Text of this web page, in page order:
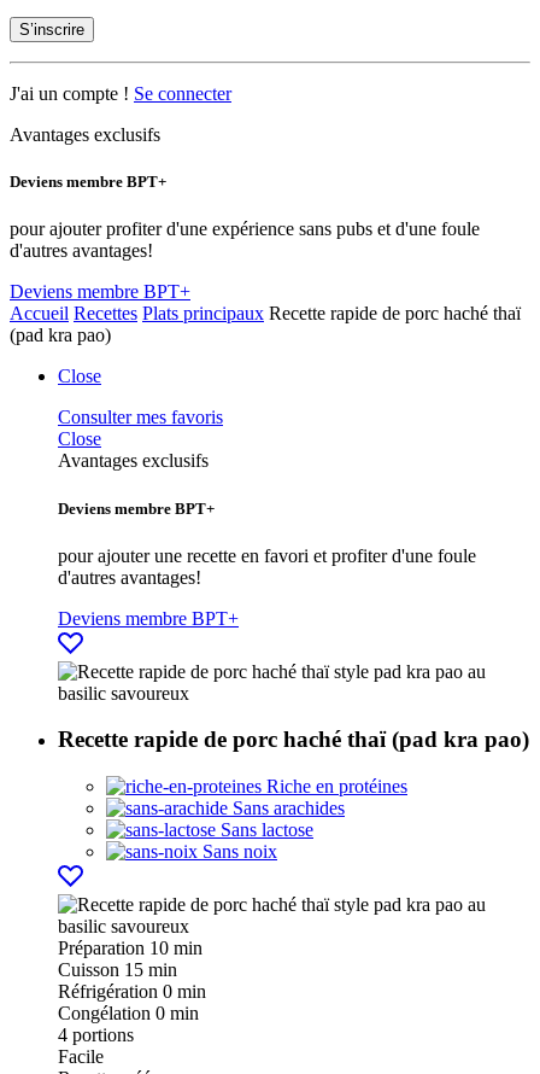
S’inscrire
J'ai un compte ! Se connecter
Avantages exclusifs
Deviens membre BPT+
pour ajouter profiter d'une expérience sans pubs et d'une foule
d'autres avantages!
Deviens membre BPT+
Accueil Recettes Plats principaux Recette rapide de porc haché thaï
(pad kra pao)
Close
Consulter mes favoris
Close
Avantages exclusifs
Deviens membre BPT+
pour ajouter une recette en favori et profiter d'une foule
d'autres avantages!
Deviens membre BPT+
Recette rapide de porc haché thaï (pad kra pao)
Riche en protéines
Sans arachides
Sans lactose
Sans noix
Préparation 10 min
Cuisson 15 min
Réfrigération 0 min
Congélation 0 min
4 portions
Facile